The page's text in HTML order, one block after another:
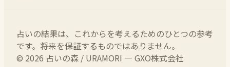
占いの結果は、これからを考えるためのひとつの参考
です。将来を保証するものではありません。
© 2026 占いの森 / URAMORI — GXO株式会社